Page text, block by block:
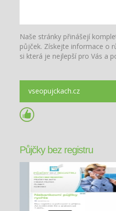
Naše stránky přinášejí
půjček. Získejte informace o
si která je nejlepší pro Vás a
vseopujckach.cz
Půjčky bez registru